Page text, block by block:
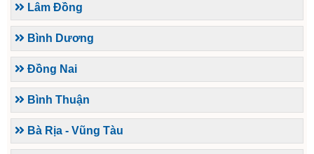
Lâm Đồng
Bình Dương
Đồng Nai
Bình Thuận
Bà Rịa - Vũng Tàu